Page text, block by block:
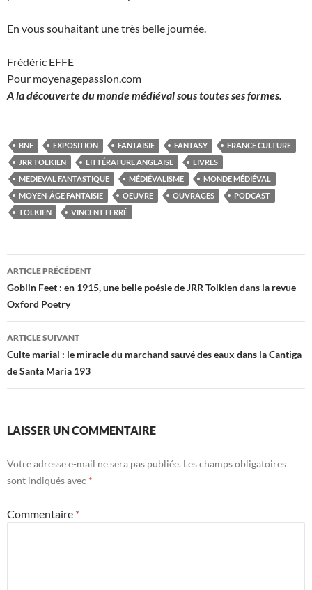
En vous souhaitant une très belle journée.
Frédéric EFFE
Pour moyenagepassion.com
A la découverte du monde médiéval sous toutes ses formes.
BNF EXPOSITION FANTAISIE FANTASY
FRANCE CULTURE
JRR TOLKIEN
LITTÉRATURE ANGLAISE
LIVRES
MEDIEVAL FANTASTIQUE
MÉDIÉVALISME
MONDE MÉDIÉVAL
MOYEN-ÂGE FANTAISIE
OEUVRE OUVRAGES
PODCAST
TOLKIEN
VINCENT FERRÉ
Navigation
des
articles
ARTICLE PRÉCÉDENT
Goblin Feet : en 1915, une belle poésie de JRR Tolkien dans la revue
Oxford Poetry
ARTICLE SUIVANT
Culte marial : le miracle du marchand sauvé des eaux dans la Cantiga
de Santa Maria 193
LAISSER UN COMMENTAIRE
Votre adresse e-mail ne sera pas publiée. Les champs obligatoires
sont indiqués avec *
Commentaire *